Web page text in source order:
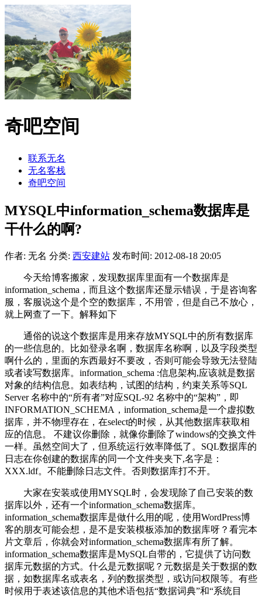
奇吧空间
联系无名
无名客栈
奇吧空间
MYSQL中information_schema数据库是
干什么的啊?
作者: 无名 分类: 西安建站 发布时间: 2012-08-18 20:05
今天给博客搬家，发现数据库里面有一个数据库是
information_schema，而且这个数据库还显示错误，于是咨询客
服，客服说这个是个空的数据库，不用管，但是自己不放心，
就上网查了一下。解释如下
通俗的说这个数据库是用来存放MYSQL中的所有数据库
的一些信息的。比如登录名啊，数据库名称啊，以及字段类型
啊什么的，里面的东西最好不要改，否则可能会导致无法登陆
或者读写数据库。information_schema :信息架构,应该就是数据
对象的结构信息。如表结构，试图的结构，约束关系等SQL
Server 名称中的“所有者”对应SQL-92 名称中的“架构”，即
INFORMATION_SCHEMA，information_schema是一个虚拟数
据库，并不物理存在，在select的时候，从其他数据库获取相
应的信息。 不建议你删除，就像你删除了windows的交换文件
一样。虽然空间大了，但系统运行效率降低了。SQL数据库的
日志在你创建的数据库的同一个文件夹夹下,名字是：
XXX.ldf。不能删除日志文件。否则数据库打不开。
大家在安装或使用MYSQL时，会发现除了自己安装的数
据库以外，还有一个information_schema数据库。
information_schema数据库是做什么用的呢，使用WordPress博
客的朋友可能会想，是不是安装模板添加的数据库呀？看完本
片文章后，你就会对information_schema数据库有所了解。
information_schema数据库是MySQL自带的，它提供了访问数
据库元数据的方式。什么是元数据呢？元数据是关于数据的数
据，如数据库名或表名，列的数据类型，或访问权限等。有些
时候用于表述该信息的其他术语包括“数据词典”和“系统目